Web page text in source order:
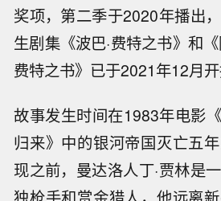
奖项，第二季于2020年播出
生剧集《波巴·费特之书》和
费特之书》已于2021年12月开
故事发生时间在1983年电影
归来》中的银河帝国灭亡五
现之前，曼达洛人丁·贾林是